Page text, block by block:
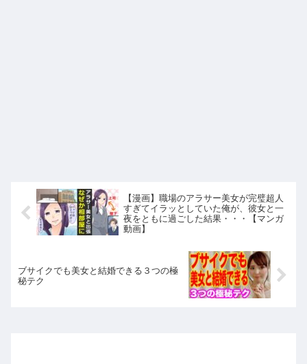
【漫画】職場のアラサー美女が完璧超人
すぎてイラッとしていた俺が、彼女と一
夜をともに過ごした結果・・・【マンガ
動画】
ブサイクでも美女と結婚できる３つの極
秘テク